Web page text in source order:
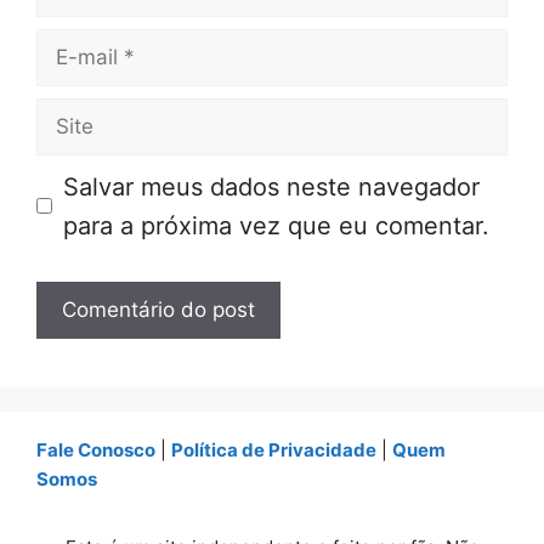
E-
Site
Salvar meus dados neste navegador
para a próxima vez que eu comentar.
Fale Conosco Política de Privacidade
Quem
Somos